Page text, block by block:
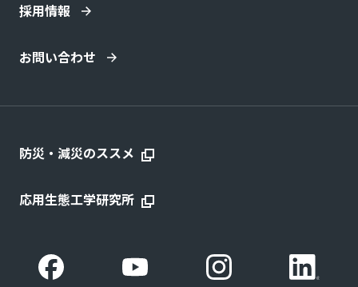
採用情報
お問い合わせ
防災・減災のススメ
応用生態工学研究所